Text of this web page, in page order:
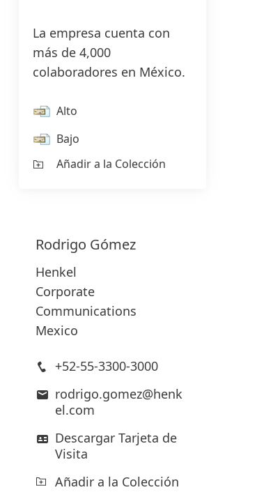
cambio una oportunidad,
impulsando la innovación,
sustentabilidad y responsabilidad
juntos.
CONOCE MÁS
La empresa cuenta con
más de 4,000
colaboradores en México.
Alto
Bajo
Añadir a la Colección
Rodrigo Gómez
Henkel
Corporate
Communications
Mexico
+52-55-3300-3000
rodrigo.gomez@henk
el.com
Descargar Tarjeta de
Visita
Añadir a la Colección